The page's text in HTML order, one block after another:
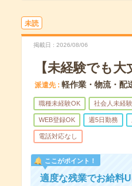
未読
掲載日 2026/08/06
【未経験でも
派遣先 軽作業・物流・配
職種未経験OK 社会人未経
WEB登録OK 週5日勤務
電話対応なし
ここがポイント！
適度な残業でお給料